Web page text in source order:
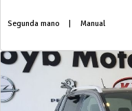
Segunda mano Manual